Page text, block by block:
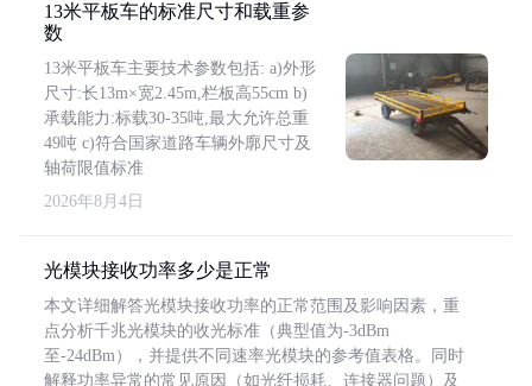
13米平板车的标准尺寸和载重参
数
13米平板车主要技术参数包括: a)外形
尺寸:长13m×宽2.45m,栏板高55cm b)
承载能力:标载30-35吨,最大允许总重
49吨 c)符合国家道路车辆外廓尺寸及
轴荷限值标准
2026年8月4日
光模块接收功率多少是正常
本文详细解答光模块接收功率的正常范围及影响因素，重
点分析千兆光模块的收光标准（典型值为-3dBm
至-24dBm），并提供不同速率光模块的参考值表格。同时
解释功率异常的常见原因（如光纤损耗、连接器问题）及